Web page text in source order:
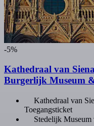
-5%
Kathedraal van
Burgerlijk Museum
Kathedraal van
Toegangsticket
Stedelijk Museum